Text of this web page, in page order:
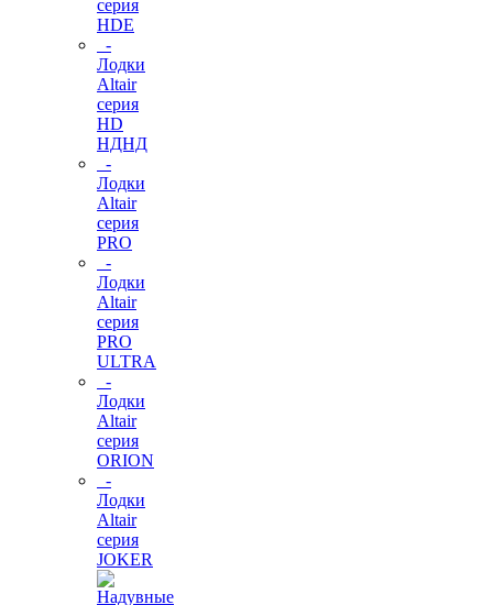
серия
HDE
-
Лодки
Altair
серия
HD
НДНД
-
Лодки
Altair
серия
PRO
-
Лодки
Altair
серия
PRO
ULTRA
-
Лодки
Altair
серия
ORION
-
Лодки
Altair
серия
JOKER